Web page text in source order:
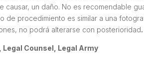
causar, un daño. No es recomendable
de procedimiento es similar a una
no podrá alterarse con posterioridad.
Counsel, Legal Army